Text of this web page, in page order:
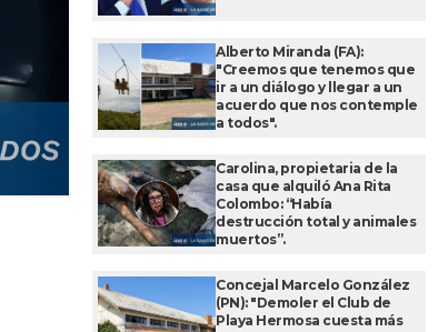
Alberto Miranda (FA):
"Creemos que tenemos que
ir a un diálogo y llegar a un
acuerdo que nos contemple
a todos".
Carolina, propietaria de la
casa que alquiló Ana Rita
Colombo: “Había
destrucción total y animales
muertos”.
Concejal Marcelo González
(PN): "Demoler el Club de
Playa Hermosa cuesta más